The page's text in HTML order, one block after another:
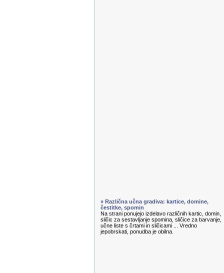
» Različna učna gradiva: kartice, domine,
čestitke, spomin
Na strani ponujejo izdelavo različnih kartic, domin,
sličic za sestavljanje spomina, sličice za barvanje,
učne liste s črtami in sličicami ... Vredno
jepobrskati, ponudba je obilna.